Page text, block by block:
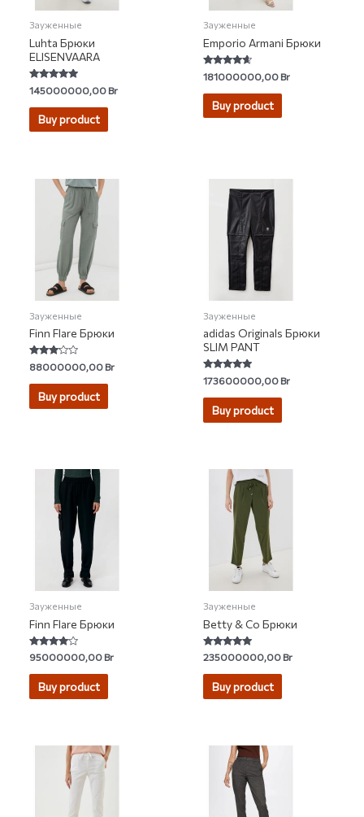
Зауженные
Luhta Брюки
ELISENVAARA
Rated
4.67
out of 5
145000000,00Br
Buy product
Зауженные
Emporio Armani Брюки
Rated
4.43
out of 5
181000000,00Br
Buy product
Зауженные
Finn Flare Брюки
Rated
3.00
out of 5
88000000,00Br
Buy product
Зауженные
adidas Originals Брюки
SLIM PANT
Rated
4.87
out of 5
173600000,00Br
Buy product
Зауженные
Finn Flare Брюки
Rated
3.80
out of 5
95000000,00Br
Buy product
Зауженные
Betty & Co Брюки
Rated
5.00
out of 5
235000000,00Br
Buy product